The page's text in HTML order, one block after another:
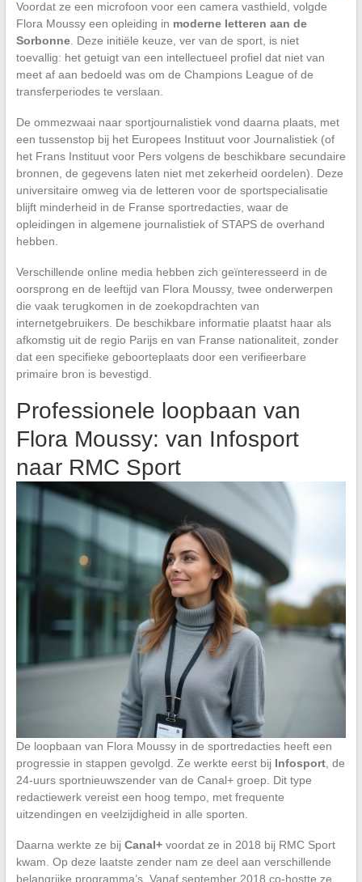
Voordat ze een microfoon voor een camera vasthield, volgde
Flora Moussy een opleiding in moderne letteren aan de
Sorbonne. Deze initiële keuze, ver van de sport, is niet
toevallig: het getuigt van een intellectueel profiel dat niet van
meet af aan bedoeld was om de Champions League of de
transferperiodes te verslaan.
De ommezwaai naar sportjournalistiek vond daarna plaats, met
een tussenstop bij het Europees Instituut voor Journalistiek (of
het Frans Instituut voor Pers volgens de beschikbare secundaire
bronnen, de gegevens laten niet met zekerheid oordelen). Deze
universitaire omweg via de letteren voor de sportspecialisatie
blijft minderheid in de Franse sportredacties, waar de
opleidingen in algemene journalistiek of STAPS de overhand
hebben.
Verschillende online media hebben zich geïnteresseerd in de
oorsprong en de leeftijd van Flora Moussy, twee onderwerpen
die vaak terugkomen in de zoekopdrachten van
internetgebruikers. De beschikbare informatie plaatst haar als
afkomstig uit de regio Parijs en van Franse nationaliteit, zonder
dat een specifieke geboorteplaats door een verifieerbare
primaire bron is bevestigd.
Professionele loopbaan van
Flora Moussy: van Infosport
naar RMC Sport
De loopbaan van Flora Moussy in de sportredacties heeft een
progressie in stappen gevolgd. Ze werkte eerst bij Infosport, de
24-uurs sportnieuwszender van de Canal+ groep. Dit type
redactiewerk vereist een hoog tempo, met frequente
uitzendingen en veelzijdigheid in alle sporten.
Daarna werkte ze bij Canal+voordat ze in 2018 bij RMC Sport
kwam. Op deze laatste zender nam ze deel aan verschillende
belangrijke programma’s. Vanaf september 2018 co-hostte ze